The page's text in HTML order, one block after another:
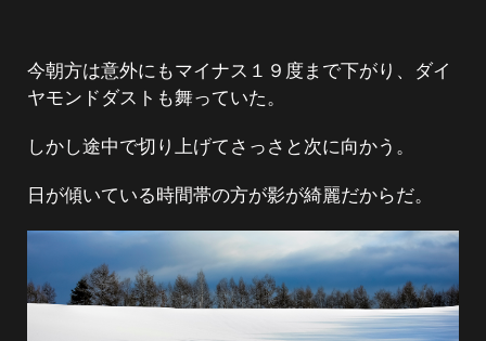
今朝方は意外にもマイナス１９度まで下がり、ダイ
ヤモンドダストも舞っていた。
しかし途中で切り上げてさっさと次に向かう。
日が傾いている時間帯の方が影が綺麗だからだ。